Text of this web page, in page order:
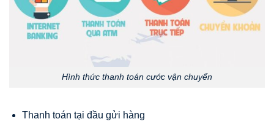
Hình thức thanh toán cước vận chuyển
Thanh toán tại đầu gửi hàng